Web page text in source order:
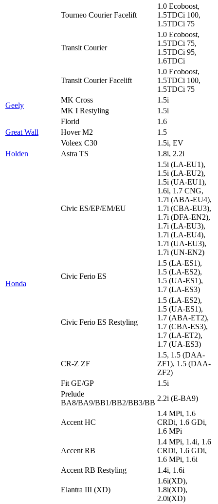
Tourneo Courier Facelift
1.0 Ecoboost,
1.5TDCi 100,
1.5TDCi 75
Transit Courier
1.0 Ecoboost,
1.5TDCi 75,
1.5TDCi 95,
1.6TDCi
Transit Courier Facelift
1.0 Ecoboost,
1.5TDCi 100,
1.5TDCi 75
Geely
MK Cross
1.5i
MK I Restyling
1.5i
Great Wall
Florid
1.6
Hover M2
1.5
Voleex C30
1.5i, EV
Holden
Astra TS 1.8i, 2.2i
Honda
Civic ES/EP/EM/EU
1.5i (LA-EU1),
1.5i (LA-EU2),
1.5i (UA-EU1),
1.6i, 1.7 CNG,
1.7i (ABA-EU4),
1.7i (CBA-EU3),
1.7i (DFA-EN2),
1.7i (LA-EU3),
1.7i (LA-EU4),
1.7i (UA-EU3),
1.7i (UN-EN2)
Civic Ferio ES
1.5 (LA-ES1),
1.5 (LA-ES2),
1.5 (UA-ES1),
1.7 (LA-ES3)
Civic Ferio ES Restyling
1.5 (LA-ES2),
1.5 (UA-ES1),
1.7 (ABA-ET2),
1.7 (CBA-ES3),
1.7 (LA-ET2),
1.7 (UA-ES3)
CR-Z ZF
1.5, 1.5 (DAA-
ZF1), 1.5 (DAA-
ZF2)
Fit GE/GP
1.5i
Prelude
BA8/BA9/BB1/BB2/BB3/BB
2.2i (E-BA9)
Accent HC
1.4 MPi, 1.6
CRDi, 1.6 GDi,
1.6 MPi
Accent RB
1.4 MPi, 1.4i, 1.6
CRDi, 1.6 GDi,
1.6 MPi, 1.6i
Accent RB Restyling
1.4i, 1.6i
Elantra III (XD)
1.6i(XD),
1.8i(XD),
2.0i(XD)